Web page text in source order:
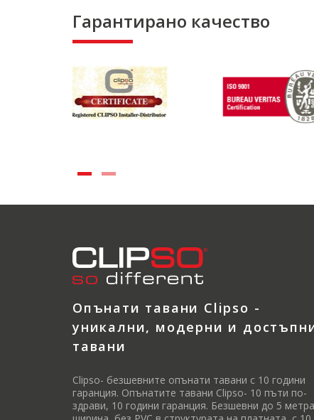
Гарантирано качество
Опънати тавани Clipso -
уникални, модерни и
тавани
Clipso- безшевните опънати тавани с 10 години
гаранция. Опънатите тавани Clipso- 10 пъти по-
здрави, 10 години гаранция. Безшевни до 5 метра